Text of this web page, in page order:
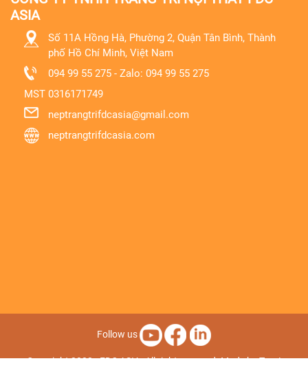
ASIA
Số 11A Hồng Hà, Phường 2, Quận Tân Bình, Thành
phố Hồ Chí Minh, Việt Nam
094 99 55 275 - Zalo: 094 99 55 275
MST 0316171749
neptrangtrifdcasia@gmail.com
neptrangtrifdcasia.com
Follow us
Copyright 2022 - FDC ASIA. All right reserved.Made by TranLe